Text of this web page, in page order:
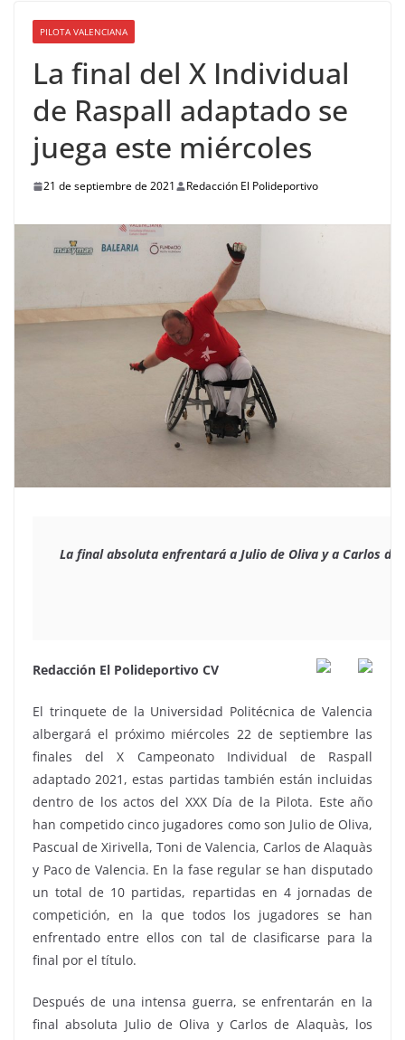
PILOTA VALENCIANA
La final del X Individual
de Raspall adaptado se
juega este miércoles
21 de septiembre de 2021 Redacción El Polideportivo
La final absoluta enfrentará a Julio de Oliva y a Carlos
Redacción El Polideportivo CV
El trinquete de la Universidad Politécnica de Valencia
albergará el próximo miércoles 22 de septiembre las
finales del X Campeonato Individual de Raspall
adaptado 2021, estas partidas también están incluidas
dentro de los actos del XXX Día de la Pilota. Este año
han competido cinco jugadores como son Julio de Oliva,
Pascual de Xirivella, Toni de Valencia, Carlos de Alaquàs
y Paco de Valencia. En la fase regular se han disputado
un total de 10 partidas, repartidas en 4 jornadas de
competición, en la que todos los jugadores se han
enfrentado entre ellos con tal de clasificarse para la
final por el título.
Después de una intensa guerra, se enfrentarán en la
final absoluta Julio de Oliva y Carlos de Alaquàs, los